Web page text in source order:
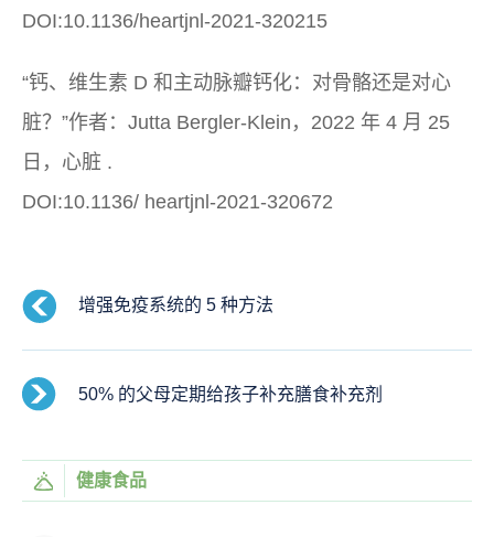
DOI:10.1136/heartjnl-2021-320215
“钙、维生素 D 和主动脉瓣钙化：对骨骼还是对心
脏？”作者：Jutta Bergler-Klein，2022 年 4 月 25
日， 心脏 .
DOI:10.1136/ heartjnl-2021-320672
增强免疫系统的 5 种方法
50% 的父母定期给孩子补充膳食补充剂
健康食品